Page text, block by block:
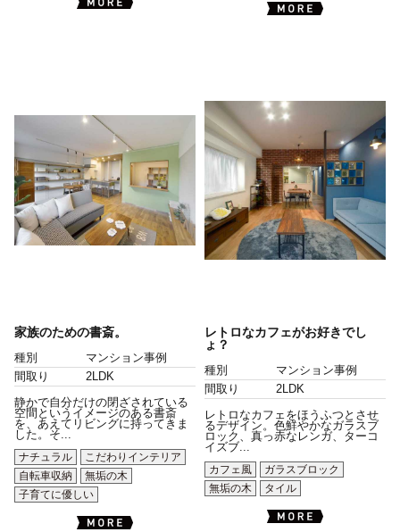
家族のための書斎。
種別
マンション事例
間取り
2LDK
静かで自分だけの閉ざされている
空間というイメージのある書斎
を、あえてリビングに持ってきま
した。そ...
ナチュラル
こだわりインテリア
自転車収納
無垢の木
子育てに優しい
レトロなカフェがお好きでし
ょ？
種別
マンション事例
間取り
2LDK
レトロなカフェをほうふつとさせ
るデザイン。色鮮やかなガラスブ
ロック、真っ赤なレンガ、ターコ
イズブ...
カフェ風
ガラスブロック
無垢の木
タイル